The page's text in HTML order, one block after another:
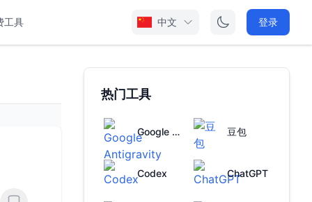
工具 中文 登录
热门工具
Google Antigravity 豆包
Codex ChatGPT